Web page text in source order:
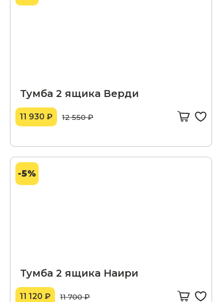
Тумба 2 ящика Верди
11 930 ₽ 12 550 ₽
-5%
Тумба 2 ящика Наири
11 120 ₽ 11 700 ₽